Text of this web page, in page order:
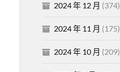
2024 年 12 月 (374)
2024 年 11 月 (175)
2024 年 10 月 (209)